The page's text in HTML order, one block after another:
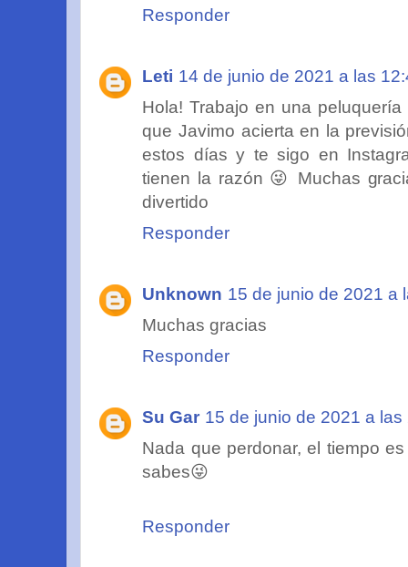
Responder
Leti 14 de junio de 2021 a las
Hola! Trabajo en una
que Javimo acierta en la
estos días y te sigo en
tienen la razón 😜 Muchas
divertido
Responder
Unknown 15 de junio de 2021 a
Muchas gracias
Responder
Su Gar 15 de junio de 2021 a las
Nada que perdonar, el tiempo
sabes😜
Responder